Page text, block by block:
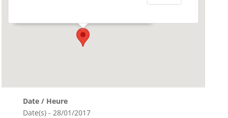
Date / Heure
Date(s) - 28/01/2017